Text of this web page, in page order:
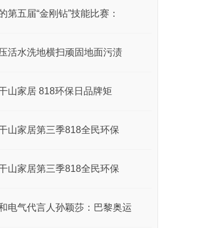
第五届“金刚钻”技能比赛：
活水洗地横扫顽固地面污渍
山家居 818环保日品牌矩
山家居第三季818全民环保
山家居第三季818全民环保
电气代言人孙颖莎：巴黎奥运